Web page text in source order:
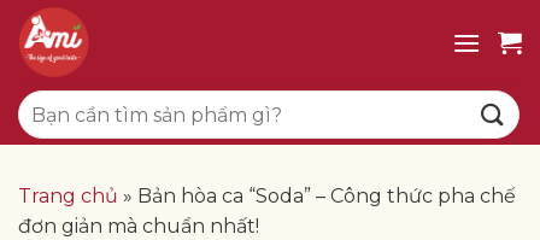
qua
dung
Tìm
kiếm:
Trang chủ » Bản hòa ca “Soda” – Công thức pha chế
đơn giản mà chuẩn nhất!